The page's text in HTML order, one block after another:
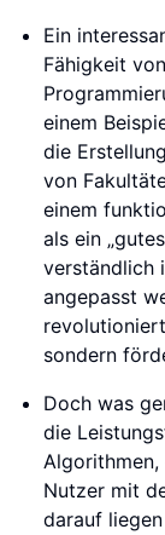
Ein
Fähigkeit
einem
die
von
einem
als ein
verständlich
angepasst
sondern
Doch was
die
Nutzer mit
darauf